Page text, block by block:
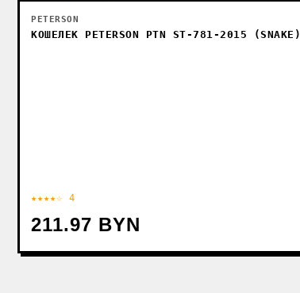
PETERSON
КОШЕЛЕК PETERSON PTN ST-781-2015 (SNAKE)
★★★★☆ 4
211.97 BYN